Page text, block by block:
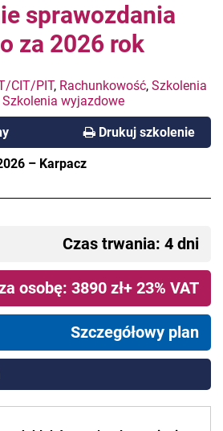
sprawozdania
za 2026 rok
CIT/PIT, Rachunkowość, Szkolenia
Szkolenia wyjazdowe
Drukuj szkolenie
– Karpacz
Czas trwania: 4 dni
osobę: 3890 zł+ 23% VAT
Szczegółowy plan